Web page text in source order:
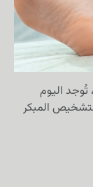
اليوم
المبكر